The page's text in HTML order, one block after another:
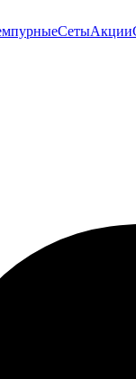
СетыАкции